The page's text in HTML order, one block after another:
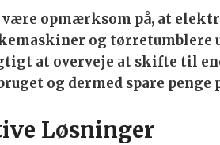
være opmærksom på, at
og tørretumblere
at overveje at skifte til
og dermed spare penge
Løsninger